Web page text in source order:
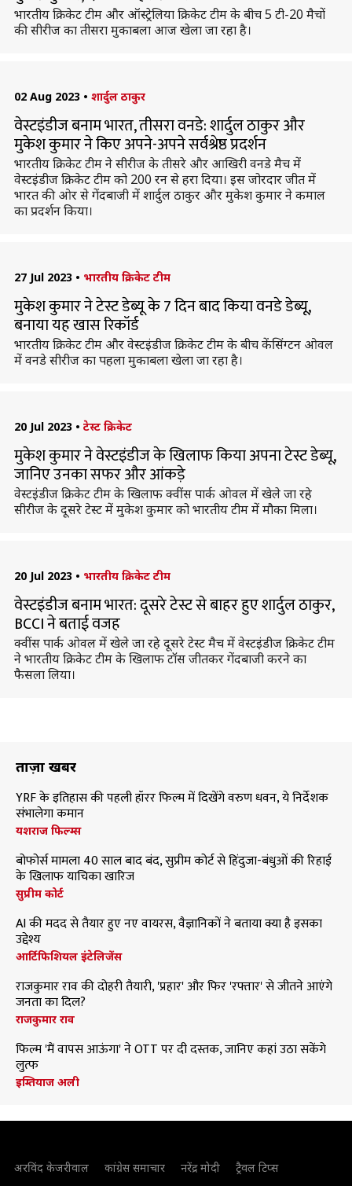
भारतीय क्रिकेट टीम और ऑस्ट्रेलिया क्रिकेट टीम के बीच 5 टी-20 मैचों
की सीरीज का तीसरा मुकाबला आज खेला जा रहा है।
02 Aug 2023 • शार्दुल ठाकुर
वेस्टइंडीज बनाम भारत, तीसरा वनडे: शार्दुल ठाकुर और
मुकेश कुमार ने किए अपने-अपने सर्वश्रेष्ठ प्रदर्शन
भारतीय क्रिकेट टीम ने सीरीज के तीसरे और आखिरी वनडे मैच में
वेस्टइंडीज क्रिकेट टीम को 200 रन से हरा दिया। इस जोरदार जीत में
भारत की ओर से गेंदबाजी में शार्दुल ठाकुर और मुकेश कुमार ने कमाल
का प्रदर्शन किया।
27 Jul 2023 • भारतीय क्रिकेट टीम
मुकेश कुमार ने टेस्ट डेब्यू के 7 दिन बाद किया वनडे डेब्यू,
बनाया यह खास रिकॉर्ड
भारतीय क्रिकेट टीम और वेस्टइंडीज क्रिकेट टीम के बीच केंसिंग्टन ओवल
में वनडे सीरीज का पहला मुकाबला खेला जा रहा है।
20 Jul 2023 • टेस्ट क्रिकेट
मुकेश कुमार ने वेस्टइंडीज के खिलाफ किया अपना टेस्ट डेब्यू,
जानिए उनका सफर और आंकड़े
वेस्टइंडीज क्रिकेट टीम के खिलाफ क्वींस पार्क ओवल में खेले जा रहे
सीरीज के दूसरे टेस्ट में मुकेश कुमार को भारतीय टीम में मौका मिला।
20 Jul 2023 • भारतीय क्रिकेट टीम
वेस्टइंडीज बनाम भारत: दूसरे टेस्ट से बाहर हुए शार्दुल ठाकुर,
BCCI ने बताई वजह
क्वींस पार्क ओवल में खेले जा रहे दूसरे टेस्ट मैच में वेस्टइंडीज क्रिकेट टीम
ने भारतीय क्रिकेट टीम के खिलाफ टॉस जीतकर गेंदबाजी करने का
फैसला लिया।
ताज़ा खबरें
YRF के इतिहास की पहली हॉरर फिल्म में दिखेंगे वरुण धवन, ये निर्देशक
संभालेगा कमान
यशराज फिल्म्स
बोफोर्स मामला 40 साल बाद बंद, सुप्रीम कोर्ट से हिंदुजा-बंधुओं की रिहाई
के खिलाफ याचिका खारिज
सुप्रीम कोर्ट
AI की मदद से तैयार हुए नए वायरस, वैज्ञानिकों ने बताया क्या है इसका
उद्देश्य
आर्टिफिशियल इंटेलिजेंस
राजकुमार राव की दोहरी तैयारी, 'प्रहार' और फिर 'रफ्तार' से जीतने आएंगे
जनता का दिल?
राजकुमार राव
फिल्म 'मैं वापस आऊंगा' ने OTT पर दी दस्तक, जानिए कहां उठा सकेंगे
लुत्फ
इम्तियाज अली
अरविंद केजरीवाल कांग्रेस समाचार नरेंद्र मोदी ट्रैवल टिप्स